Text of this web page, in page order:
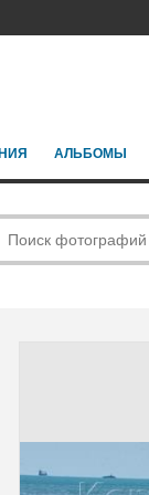
АЛЬБОМЫ